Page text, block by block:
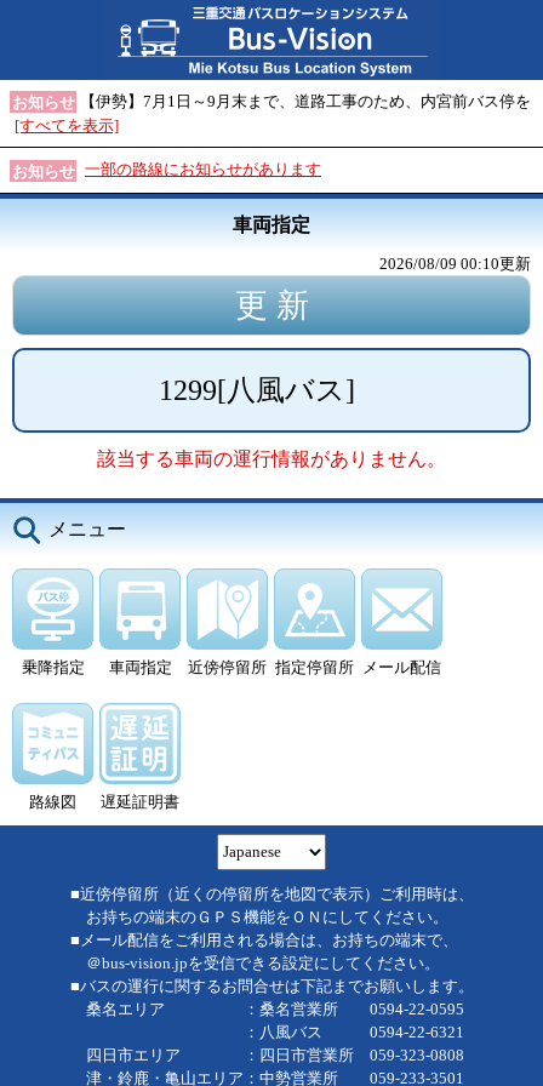
お知らせ
【伊勢】7月1日～9月末まで、道路工事のため、内宮前バス停を
[すべてを表示]
お知らせ 一部の路線にお知らせがあります
車両指定
2026/08/09 00:10更新
1299[八風バス]
該当する車両の運行情報がありません。
メニュー
乗降指定 車両指定 近傍停留所 指定停留所 メール配信
路線図 遅延証明書
■近傍停留所（近くの停留所を地図で表示）ご利用時は、
お持ちの端末のＧＰＳ機能をＯＮにしてください。
■メール配信をご利用される場合は、お持ちの端末で、
＠bus-vision.jpを受信できる設定にしてください。
■バスの運行に関するお問合せは下記までお願いします。
桑名エリア ：桑名営業所 0594-22-0595
：八風バス 0594-22-6321
四日市エリア ：四日市営業所 059-323-0808
津・鈴鹿・亀山エリア：中勢営業所 059-233-3501